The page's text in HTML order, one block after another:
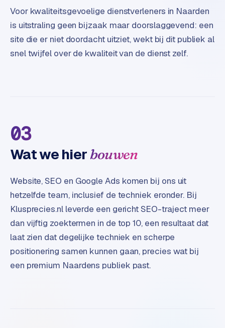
e
t
s
e
l
W
o
n
i
n
t
r
Voor kwaliteitsgevoelige dienstverleners in Naarden
is uitstraling geen bijzaak maar doorslaggevend: een
site die er niet doordacht uitziet, wekt bij dit publiek al
snel twijfel over de kwaliteit van de dienst zelf.
03
Wat we hierbouwen
Website, SEO en Google Ads komen bij ons uit
hetzelfde team, inclusief de techniek eronder. Bij
Klusprecies.nl leverde een gericht SEO-traject meer
dan vijftig zoektermen in de top 10, een resultaat dat
laat zien dat degelijke techniek en scherpe
positionering samen kunnen gaan, precies wat bij
een premium Naardens publiek past.